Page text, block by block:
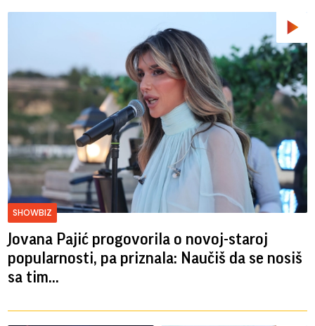
SHOWBIZ
Jovana Pajić progovorila o novoj-staroj
popularnosti, pa priznala: Naučiš da se nosiš
sa tim...